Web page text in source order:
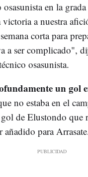
en la
victoria a nuestra
corta para
a ser complicado",
osasunista.
un gol
no estaba en el
de Elustondo que
para